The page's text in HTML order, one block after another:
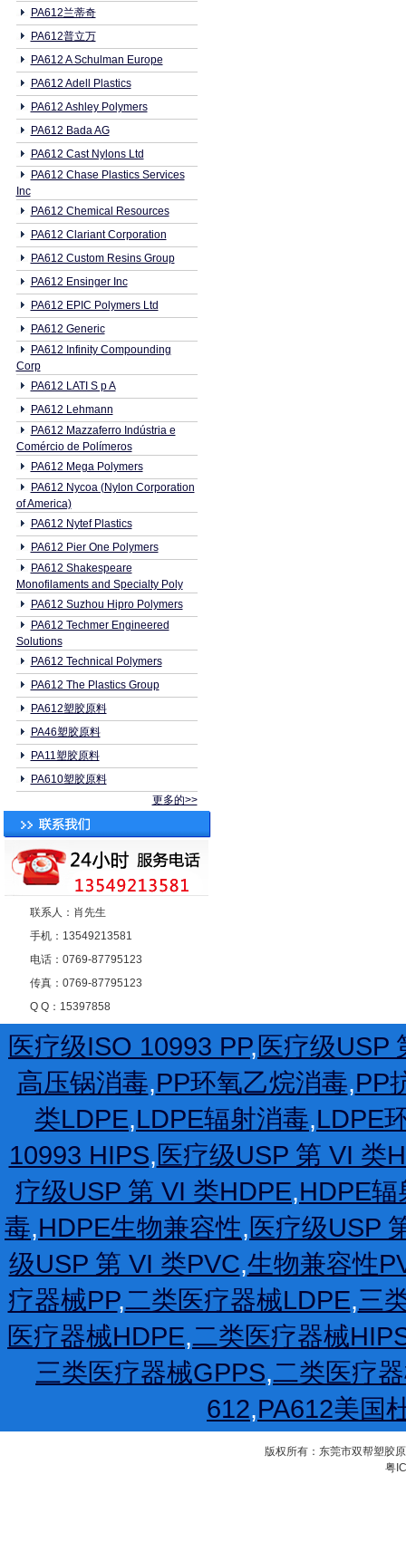
PA612兰蒂奇
PA612普立万
PA612 A Schulman Europe
PA612 Adell Plastics
PA612 Ashley Polymers
PA612 Bada AG
PA612 Cast Nylons Ltd
PA612 Chase Plastics Services
Inc
PA612 Chemical Resources
PA612 Clariant Corporation
PA612 Custom Resins Group
PA612 Ensinger Inc
PA612 EPIC Polymers Ltd
PA612 Generic
PA612 Infinity Compounding
Corp
PA612 LATI S p A
PA612 Lehmann
PA612 Mazzaferro Indústria e
Comércio de Polímeros
PA612 Mega Polymers
PA612 Nycoa (Nylon Corporation
of America)
PA612 Nytef Plastics
PA612 Pier One Polymers
PA612 Shakespeare
Monofilaments and Specialty Poly
PA612 Suzhou Hipro Polymers
PA612 Techmer Engineered
Solutions
PA612 Technical Polymers
PA612 The Plastics Group
PA612塑胶原料
PA46塑胶原料
PA11塑胶原料
PA610塑胶原料
更多的>>
联系人：肖先生
手机：13549213581
电话：0769-87795123
传真：0769-87795123
Q Q：15397858
医疗级ISO 10993 PP,医疗级USP
高压锅消毒,PP环氧乙烷消毒,PP
类LDPE,LDPE辐射消毒,LDPE
10993 HIPS,医疗级USP 第 VI 类
疗级USP 第 VI 类HDPE,HDPE辐
毒,HDPE生物兼容性,医疗级USP
级USP 第 VI 类PVC,生物兼容性
疗器械PP,二类医疗器械LDPE,三
医疗器械HDPE,二类医疗器械
三类医疗器械GPPS,二类医疗
612,PA612美国
版权所有：东莞市双帮塑胶
粤